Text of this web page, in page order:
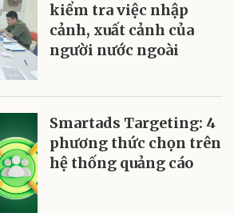
kiểm tra việc nhập
cảnh, xuất cảnh của
người nước ngoài
Smartads Targeting: 4
phương thức chọn trên
hệ thống quảng cáo